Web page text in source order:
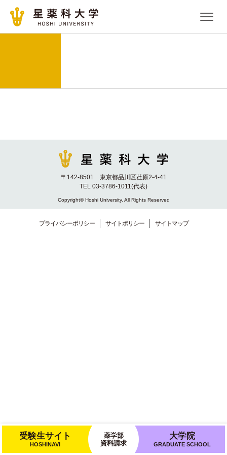
〒142-8501 東京都品川区荏原2-4-41
TEL 03-3786-1011(代表)
Copyright© Hoshi University. All Rights Reserved
プライバシーポリシー サイトポリシー サイトマップ
受験生サイト
HOSHINAVI
薬学部
資料請求
大学院
GRADUATE SCHOOL